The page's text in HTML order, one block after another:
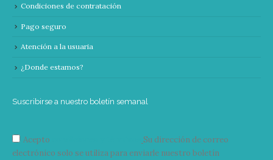
Condiciones de contratación
Pago seguro
Atención a la usuaria
¿Donde estamos?
Suscribirse a nuestro boletín semanal
Acepto
Su dirección de correo
electrónico solo se utiliza para enviarle nuestro boletín